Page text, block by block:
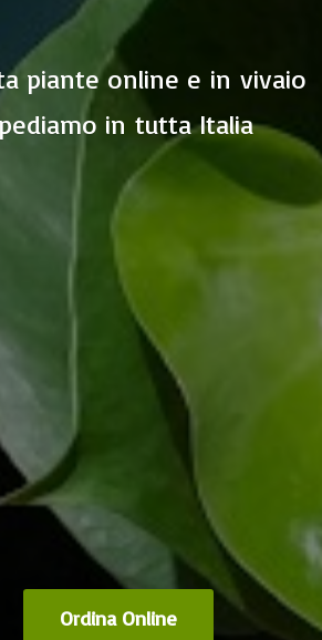
piante online e in vivaio
in tutta Italia
Ordina Online